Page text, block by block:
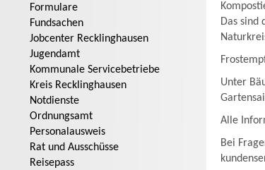
Formulare
Fundsachen
Jobcenter Recklinghausen
Jugendamt
Kommunale Servicebetriebe
Kreis Recklinghausen
Notdienste
Ordnungsamt
Personalausweis
Rat und Ausschüsse
Reisepass
Das
Unter
Alle
Bei